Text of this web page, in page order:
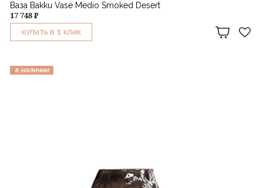
Ваза Bakku Vase Medio Smoked Desert
17 748 ₽
КУПИТЬ В 1 КЛИК
в наличии